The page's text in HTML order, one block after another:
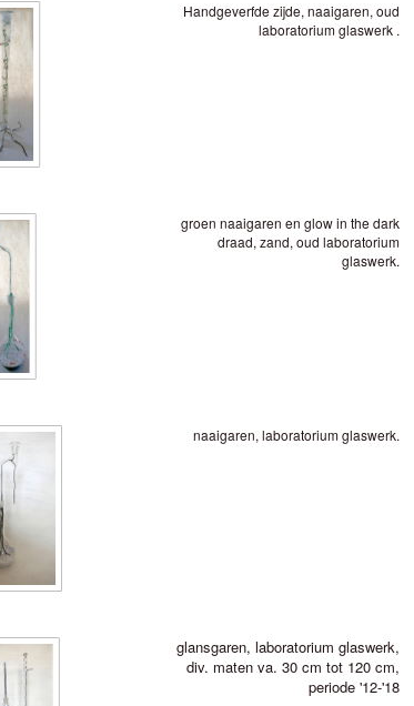
Handgeverfde zijde, naaigaren, oud
laboratorium glaswerk .
groen naaigaren en glow in the dark
draad, zand, oud laboratorium
glaswerk.
naaigaren, laboratorium glaswerk.
glansgaren, laboratorium glaswerk,
div. maten va. 30 cm tot 120 cm,
periode '12-'18